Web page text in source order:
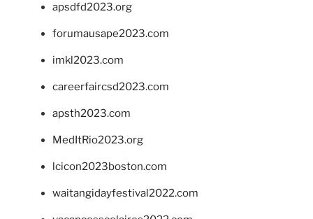
apsdfd2023.org
forumausape2023.com
imkl2023.com
careerfaircsd2023.com
apsth2023.com
MedItRio2023.org
lcicon2023boston.com
waitangidayfestival2022.com